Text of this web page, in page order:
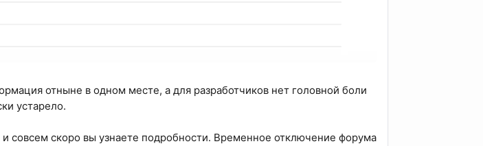
отныне в одном месте, а для разработчиков нет головной боли
устарело.
совсем скоро вы узнаете подробности. Временное отключение форума